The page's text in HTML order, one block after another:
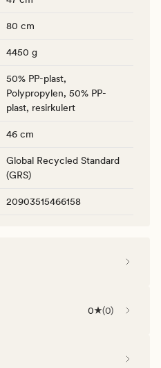
80 cm
4450 g
50% PP-plast,
Polypropylen, 50% PP-
plast, resirkulert
46 cm
Global Recycled Standard
(GRS)
20903515466158
0 (0)